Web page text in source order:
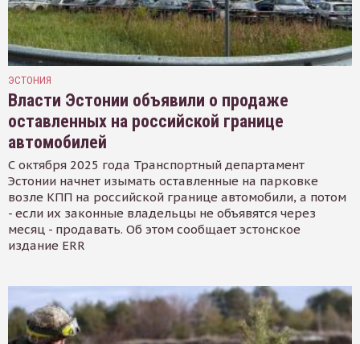
ЭСТОНИЯ
Власти Эстонии объявили о продаже
оставленных на российской границе
автомобилей
С октября 2025 года Транспортный департамент
Эстонии начнет изымать оставленные на парковке
возле КПП на российской границе автомобили, а потом
- если их законные владельцы не объявятся через
месяц - продавать. Об этом сообщает эстонское
издание ERR